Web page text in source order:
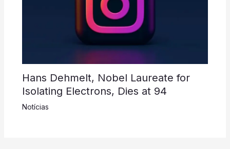
Hans Dehmelt, Nobel Laureate for
Isolating Electrons, Dies at 94
Notícias